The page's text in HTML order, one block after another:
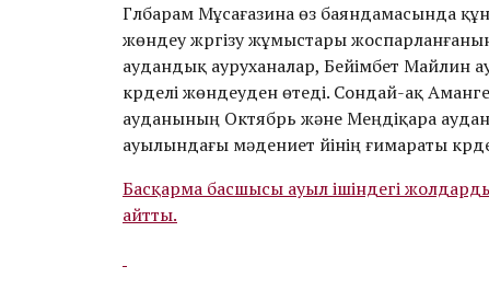
Гүлбарам Мұсағазина өз баяндамасында
жөндеу жүргізу жұмыстары
аудандық ауруханалар, Бейімбет Майлин
күрделі жөндеуден өтеді. Сондай-ақ
ауданының Октябрь және Меңдіқара
ауылындағы мәдениет үйінің ғимараты
Басқарма басшысы ауыл ішіндегі
айтты.